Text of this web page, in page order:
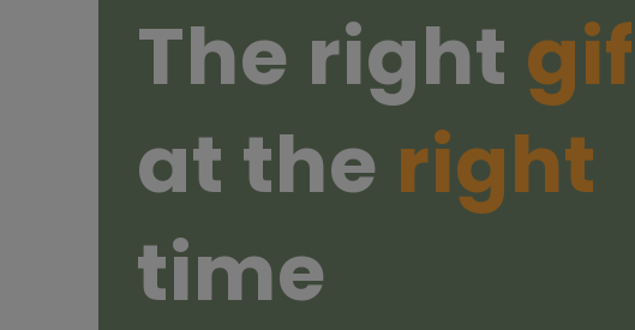
The right
at the right
time